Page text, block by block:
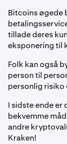
Bitcoins øgede
tillade deres
eksponering til
Folk kan også
person til
personlig risiko
I sidste ende er
bekvemme
andre
Kraken!